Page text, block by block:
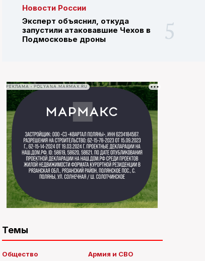
Новости России
Эксперт объяснил, откуда
запустили атаковавшие Чехов в
Подмосковье дроны
РЕКЛАМА • POLYANA.MARMAX.RU
Темы
Общество Армия и СВО